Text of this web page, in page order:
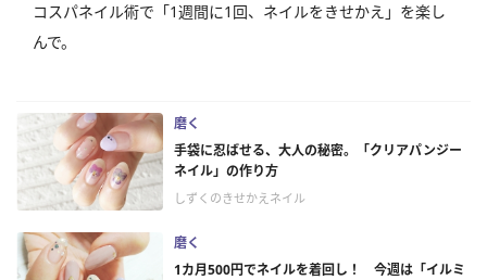
コスパネイル術で「1週間に1回、ネイルをきせかえ」を楽し
んで。
磨く
手袋に忍ばせる、大人の秘密。「クリアパンジー
ネイル」の作り方
しずくのきせかえネイル
磨く
1カ月500円でネイルを着回し！ 今週は「イルミ